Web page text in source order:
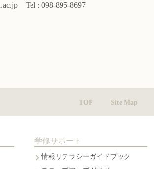
Tel : 098-895-8697
TOP Site Map
学修サポート
情報リテラシーガイドブック